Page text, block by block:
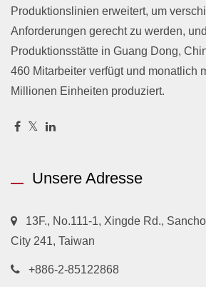
Produktionslinien erweitert, um
Anforderungen gerecht zu werden,
Produktionsstätte in Guang Dong,
460 Mitarbeiter verfügt und monatlich
Millionen Einheiten produziert.
Unsere Adresse
13F., No.111-1, Xingde Rd.,
City 241, Taiwan
+886-2-85122868